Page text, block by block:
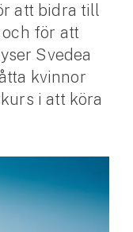
att bidra till
för att
Svedea
kvinnor
i att köra